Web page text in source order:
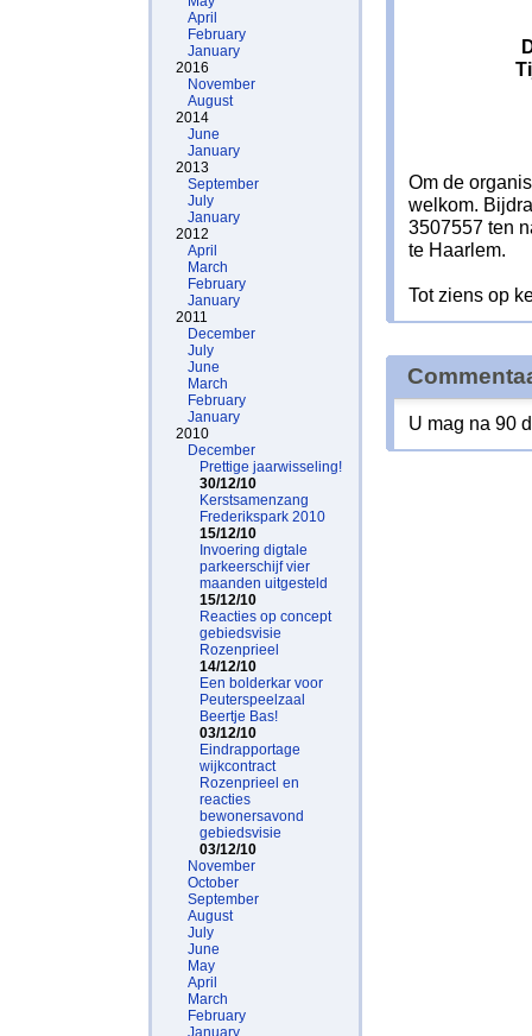
April
February
January
2016
November
August
2014
June
January
2013
September
July
January
2012
April
March
February
January
2011
December
July
June
March
February
January
2010
December
Prettige jaarwisseling!
30/12/10
Kerstsamenzang
Frederikspark 2010
15/12/10
Invoering digtale
parkeerschijf vier
maanden uitgesteld
15/12/10
Reacties op concept
gebiedsvisie
Rozenprieel
14/12/10
Een bolderkar voor
Peuterspeelzaal
Beertje Bas!
03/12/10
Eindrapportage
wijkcontract
Rozenprieel en
reacties
bewonersavond
gebiedsvisie
03/12/10
November
October
September
August
July
June
May
April
March
February
January
Om de
welkom.
3507557 ten
te Haarlem.
Tot ziens op
U mag na 90